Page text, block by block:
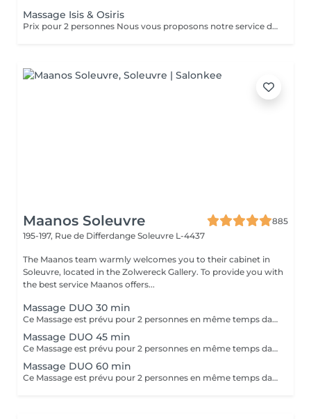
Massage Isis & Osiris
Prix pour 2 personnes Nous vous proposons notre service de massage pour couples. Le massage en couple vous permet de profiter de notre massothérapie en compagnie de votre conjoint dans une seule pièce. Cela permettrait aux couples d'en profiter doublement. Le couple bénéficie d'un moment en or pour renouer avec l'autre et ils peuvent apprendre comment prendre soin l'un de l'autre ou se mettre à l'aise mutuellement.
Maanos Soleuvre
885
195-197, Rue de Differdange Soleuvre L-4437
The Maanos team warmly welcomes you to their cabinet in
Soleuvre, located in the Zolwereck Gallery. To provide you with
the best service Maanos offers...
Massage DUO 30 min
Ce Massage est prévu pour 2 personnes en même temps dans notre cabine DUO (2 cabines séparées aussi possible sur demande en arrivant). Les 2 massages seront Sur Mesure, en fonction des envies et des besoins de chacun.
Massage DUO 45 min
Ce Massage est prévu pour 2 personnes en même temps dans notre cabine DUO (2 cabines séparées aussi possible sur demande en arrivant). Les 2 massages seront Sur Mesure, en fonction des envies et des besoins de chacun.
Massage DUO 60 min
Ce Massage est prévu pour 2 personnes en même temps dans notre cabine DUO (2 cabines séparées aussi possible sur demande en arrivant). Les 2 massages seront Sur Mesure, en fonction des envies et des besoins de chacun.